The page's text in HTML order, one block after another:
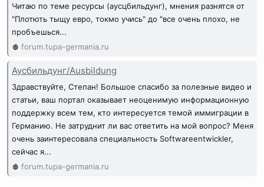
Читаю по теме ресурсы (аусцбильдунг), мнения разнятся от
"Плотють тыщу евро, токмо учись" до "все очень плохо, не
пробъешься...
forum.tupa-germania.ru
Аусбильдунг/Ausbildung
Здравствуйте, Степан! Большое спасибо за полезные видео и
статьи, ваш портал оказывает неоценимую информационную
поддержку всем тем, кто интересуется темой иммиграции в
Германию. Не затруднит ли вас ответить на мой вопрос? Меня
очень заинтересовала специальность Softwareentwickler,
сейчас я...
forum.tupa-germania.ru